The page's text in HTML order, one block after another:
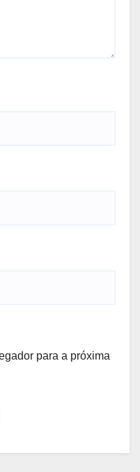
para a próxima